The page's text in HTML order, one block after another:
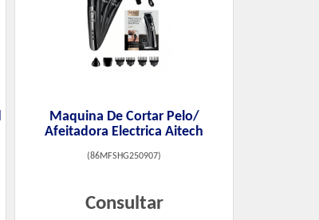
Maquina De Cortar Pelo/
Afeitadora Electrica Aitech
(86MFSHG250907)
Consultar